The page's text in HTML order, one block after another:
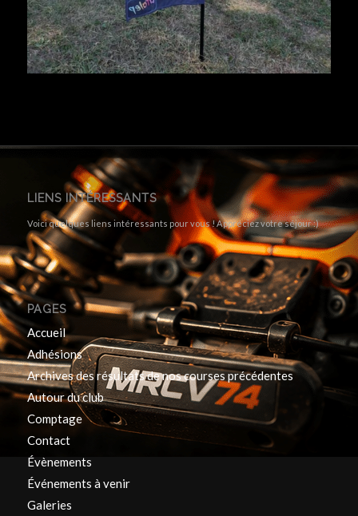
LIENS INTÉRESSANTS
Voici quelques liens intéressants pour vous ! Appréciez votre séjour :)
PAGES
Accueil
Adhésions
Archives des résultats de nos courses précédentes
Autour du club
Comptage
Contact
Évènements
Événements à venir
Galeries